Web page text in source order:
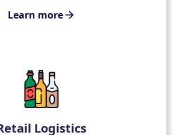
Learn more
Logistics